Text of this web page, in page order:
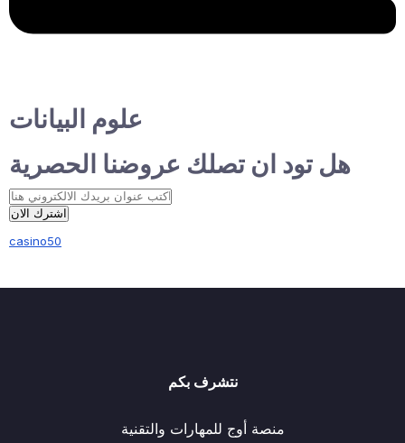
علوم البيانات
هل تود ان تصلك عروضنا الحصرية
اشترك الان
casino50
نتشرف بكم
منصة أوج للمهارات والتقنية